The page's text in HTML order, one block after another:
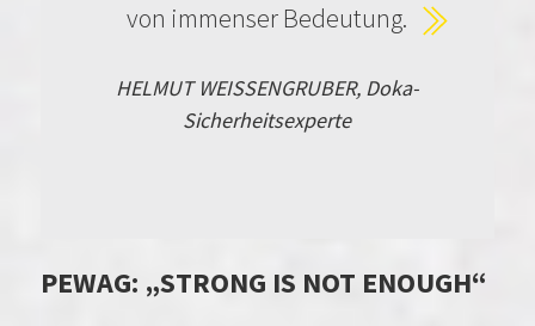
von immenser Bedeutung.
HELMUT WEISSENGRUBER, Doka-
Sicherheitsexperte
PEWAG: „STRONG IS NOT ENOUGH“